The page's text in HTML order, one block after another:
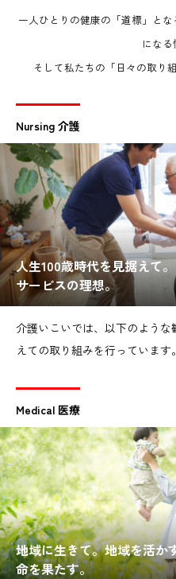
一人ひとりの健康の「道標」と
になる
そして私たちの「日々の取り
Nursing 介護
人生100歳時代を見据えて
サービスの理想。
介護いこいでは、以下のよう
えての取り組みを行っていま
ることが重要です。身体的なケ
側面も考慮する必要があります
Medical 医療
地域に生きて。地域を活か
命を果たす。